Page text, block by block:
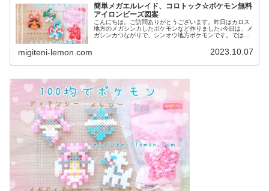
簡単メガエルレイド、コロトック☆ポケモン無料
アイロンビーズ図案
こんにちは。ご訪問ありがとうございます。昨日はカロス
地方のメガシンカしたポケモンなど作りました↓今日は、メ
ガシンカつながりで、シンオウ地方ポケモンです。では、
migiteni-lemon.com 2023.10.07